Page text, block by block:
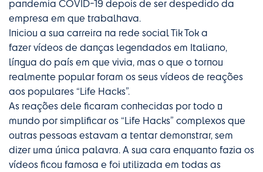
pandemia COVID-19 depois de ser despedido da
empresa em que trabalhava.
Iniciou a sua carreira na rede social Tik Tok a
fazer vídeos de danças legendados em Italiano,
língua do país em que vivia, mas o que o tornou
realmente popular foram os seus vídeos de reações
aos populares “Life Hacks”.
As reações dele ficaram conhecidas por todo o
mundo por simplificar os “Life Hacks” complexos que
outras pessoas estavam a tentar demonstrar, sem
dizer uma única palavra. A sua cara enquanto fazia os
vídeos ficou famosa e foi utilizada em todas as